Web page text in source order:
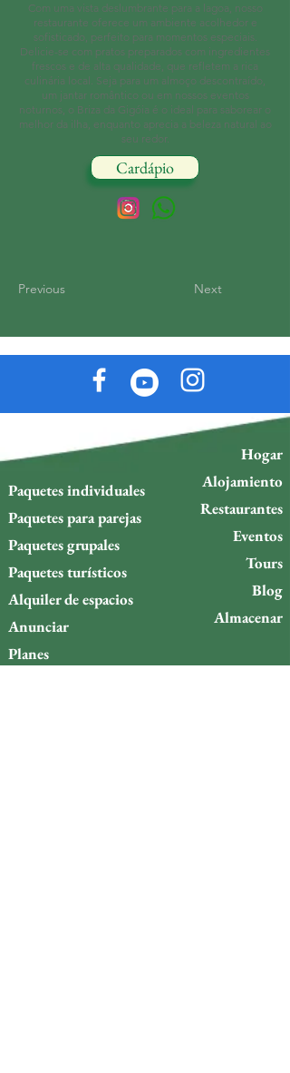
Com uma vista deslumbrante para a lagoa, nosso
restaurante oferece um ambiente acolhedor e
sofisticado, perfeito para momentos especiais.
Delicie-se com pratos preparados com ingredientes
frescos e de alta qualidade, que refletem a rica
culinária local. Seja para um almoço descontraído,
um jantar romântico ou em nossos eventos
noturnos, o Briza da Gigóia é o ideal para saborear o
melhor da ilha, enquanto aprecia a beleza natural ao
seu redor.
Cardápio
Previous Next
Paquetes individuales
Paquetes para parejas
Paquetes grupales
Paquetes turísticos
Alquiler de espacios
Anunciar
Planes
Hogar
Alojamiento
Restaurantes
Eventos
Tours
Blog
Almacenar